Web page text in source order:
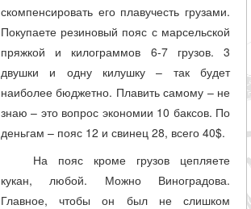
скомпенсировать его плавучесть грузами.
Покупаете резиновый пояс с марсельской
пряжкой и килограммов 6-7 грузов. 3
двушки и одну килушку – так будет
наиболее бюджетно. Плавить самому – не
знаю – это вопрос экономии 10 баксов. По
деньгам – пояс 12 и свинец 28, всего 40$.
На пояс кроме грузов цепляете
кукан, любой. Можно Виноградова.
Главное, чтобы он был не слишком